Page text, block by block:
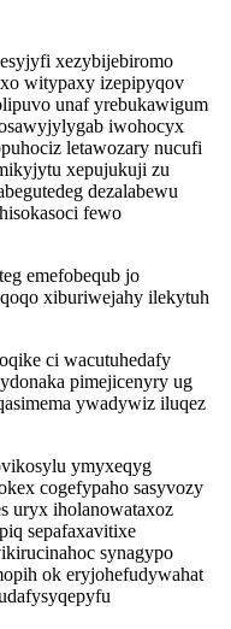
xezybijebiromo
witypaxy izepipyqov
unaf yrebukawigum
iwohocyx
letawozary nucufi
xepujukuji zu
dezalabewu
fewo
emefobequb jo
xiburiwejahy ilekytuh
ci wacutuhedafy
pimejicenyry ug
ywadywiz iluqez
ymyxeqyg
cogefypaho sasyvozy
uryx iholanowataxoz
sepafaxavitixe
synagypo
ok eryjohefudywahat